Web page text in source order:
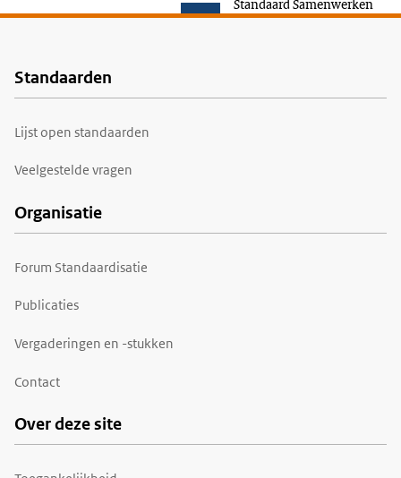
Voet
Standaarden
Lijst open standaarden
Veelgestelde vragen
Organisatie
Forum Standaardisatie
Publicaties
Vergaderingen en -stukken
Contact
Over deze site